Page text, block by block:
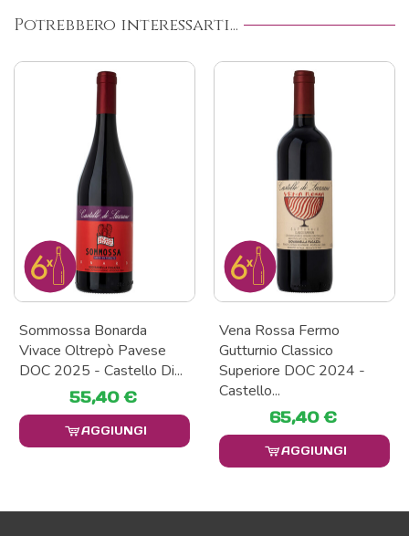
Potrebbero interessarti...
Sommossa Bonarda
Vivace Oltrepò Pavese
DOC 2025 - Castello Di...
55,40 €
AGGIUNGI
Vena Rossa Fermo
Gutturnio Classico
Superiore DOC 2024 -
Castello...
65,40 €
AGGIUNGI